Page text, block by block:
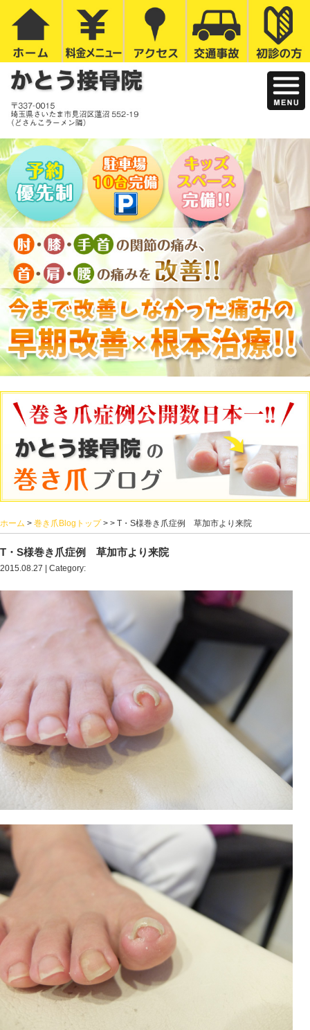
ホーム>巻き爪Blogトップ > > T・S様巻き爪症例 草加
T・S様巻き爪症例 草加市より来院
2015.08.27 | Category: